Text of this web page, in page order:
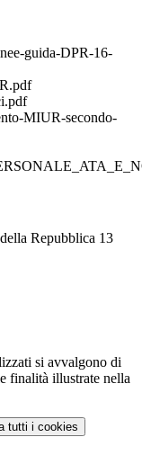
guida-DPR-16-
MIUR-secondo-
Repubblica 13
si avvalgono di
finalità illustrate nella
tutti i cookies